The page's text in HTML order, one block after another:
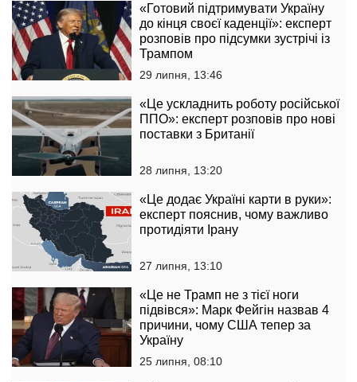
«Готовий підтримувати Україну
до кінця своєї каденції»: експерт
розповів про підсумки зустрічі із
Трампом
29 липня, 13:46
«Це ускладнить роботу російської
ППО»: експерт розповів про нові
поставки з Британії
28 липня, 13:20
«Це додає Україні карти в руки»:
експерт пояснив, чому важливо
протидіяти Ірану
27 липня, 13:10
«Це не Трамп не з тієї ноги
підвівся»: Марк Фейгін назвав 4
причини, чому США тепер за
Україну
25 липня, 08:10